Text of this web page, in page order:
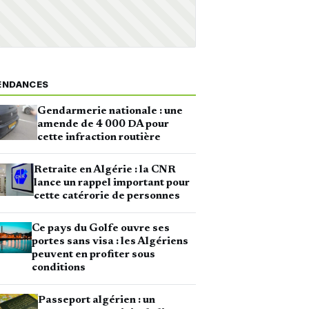
Gendarmerie nationale : une
amende de 4 000 DA pour
cette infraction routière
Retraite en Algérie : la CNR
lance un rappel important pour
cette catérorie de personnes
Ce pays du Golfe ouvre ses
portes sans visa : les Algériens
peuvent en profiter sous
conditions
Passeport algérien : un